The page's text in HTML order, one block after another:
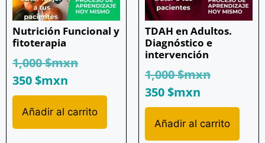
Nutrición Funcional y
fitoterapia
1,000$mxn
350$mxn
Añadir al carrito
TDAH en Adultos.
Diagnóstico e
intervención
1,000$mxn
350$mxn
Añadir al carrito